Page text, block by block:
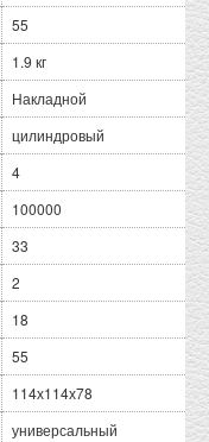
55
1.9 кг
Накладной
цилиндровый
4
100000
33
2
18
55
114х114х78
универсальный